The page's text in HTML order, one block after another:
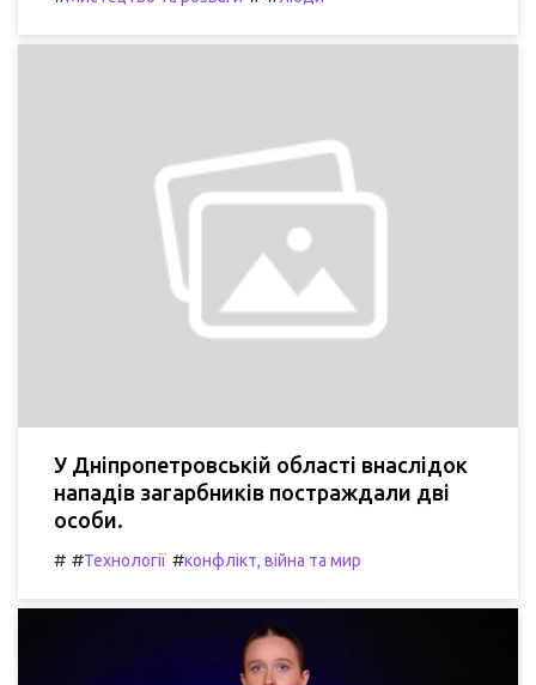
У Дніпропетровській області внаслідок
нападів загарбників постраждали дві
особи.
# #Технології #конфлікт, війна та мир